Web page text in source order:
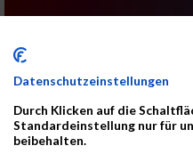
Kampf der Teams
vor
Datenschutzeinstellungen
Durch Klicken auf die
Standardeinstellung nur für
beibehalten.